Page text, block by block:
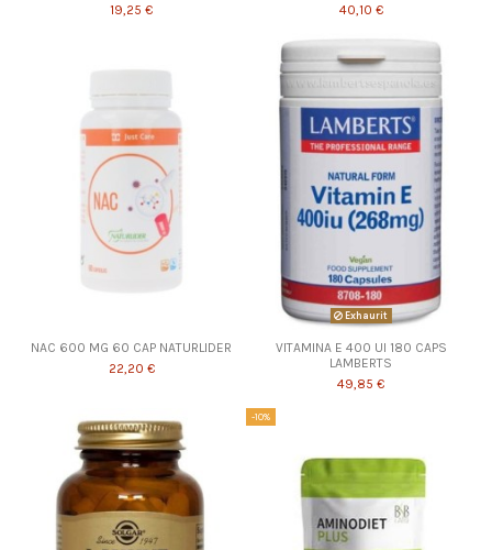
19,25 €
40,10 €
NAC 600 MG 60 CAP NATURLIDER
22,20 €
Exhaurit
VITAMINA E 400 UI 180 CAPS
LAMBERTS
49,85 €
-10%